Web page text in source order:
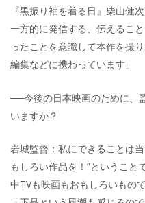
『黒振り袖を着る日』柴山健
一方的に発信する、伝えるこ
ったことを意識して本作を撮
編集などに携わっています」
──今後の日本映画のために、
いますか？
岩城監督：私にできることは
もしろい作品を！”というこ
中TVも映画もおもしろいもの